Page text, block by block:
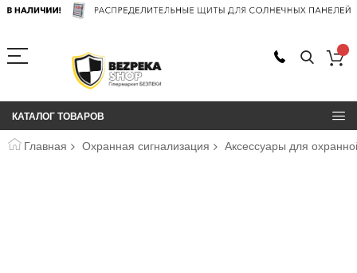
КАТАЛОГ ТОВАРОВ
Главная Охранная сигнализация Аксессуары для